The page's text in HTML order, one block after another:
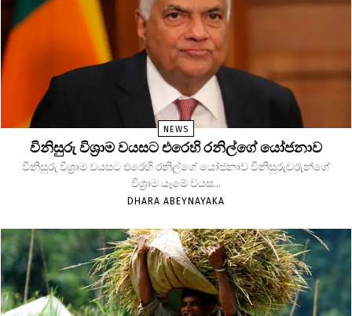
NEWS
විනිසුරු විශ්‍රාම වයසට එරෙහි රනිල්ගේ යෝජනාව
විනිසුරු විශ්‍රාම වයසට එරෙහි රනිල්ගේ යෝජනාව විනිසුරුවරුන්ගේ
විශ්‍රාම යෑමේ වයස...
DHARA ABEYNAYAKA